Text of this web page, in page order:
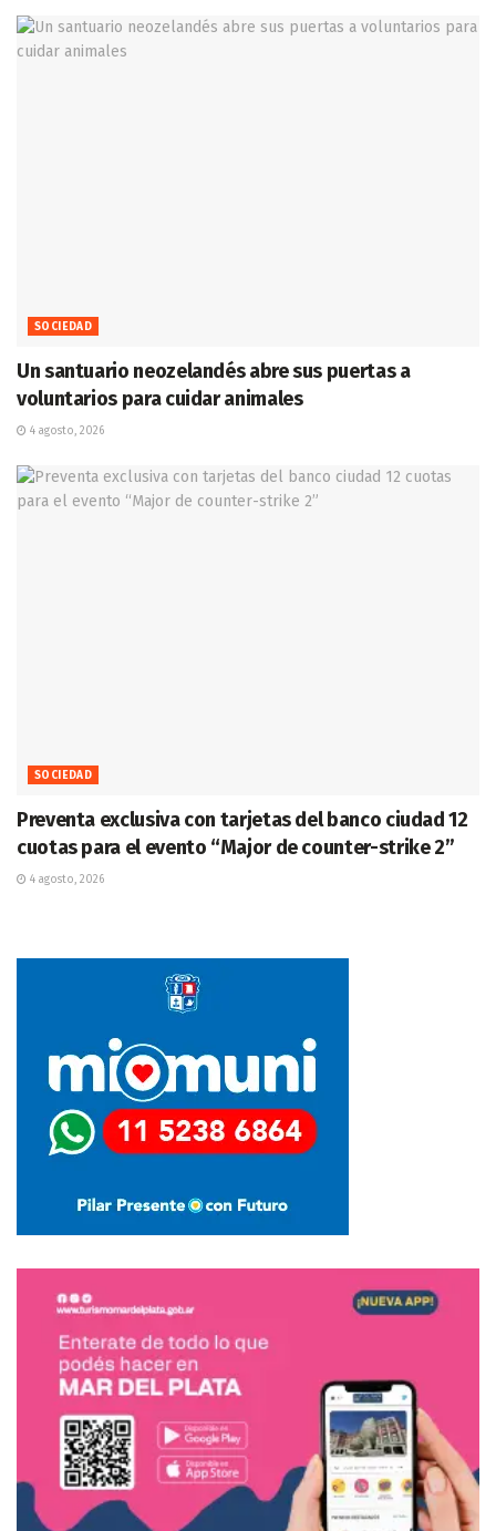
SOCIEDAD
Un santuario neozelandés abre sus puertas a
voluntarios para cuidar animales
4 agosto, 2026
SOCIEDAD
Preventa exclusiva con tarjetas del banco ciudad 12
cuotas para el evento “Major de counter-strike 2”
4 agosto, 2026